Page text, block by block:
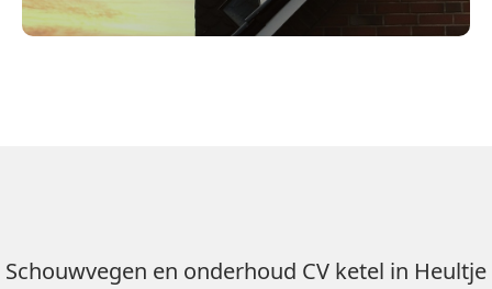
Schouwvegen en onderhoud CV ketel in Heultje